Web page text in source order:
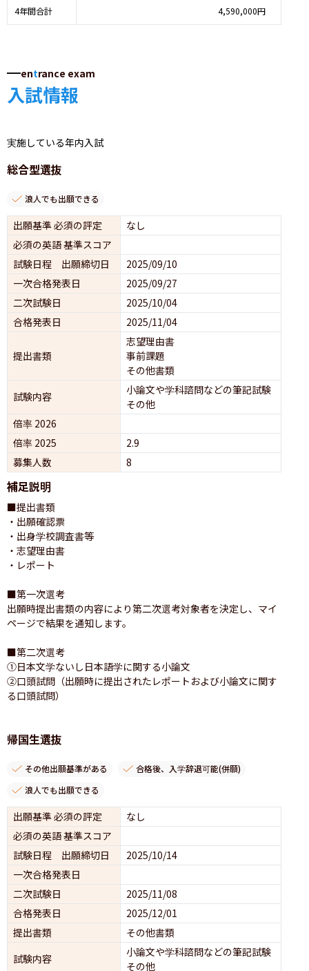
4年間合計 4,590,000円
entrance exam
入試情報
実施している年内入試
総合型選抜
浪人でも出願できる
出願基準 必須の評定
なし
必須の英語 基準スコア
試験日程 出願締切日
2025/09/10
一次合格発表日
2025/09/27
二次試験日
2025/10/04
合格発表日
2025/11/04
提出書類
志望理由書
事前課題
その他書類
試験内容
小論文や学科諮問などの筆記試験
その他
倍率 2026
倍率 2025
2.9
募集人数
8
補足説明
■提出書類
・出願確認票
・出身学校調査書等
・志望理由書
・レポート
■第一次選考
出願時提出書類の内容により第二次選考対象者を決定し、マイ
ページで結果を通知します。
■第二次選考
①日本文学ないし日本語学に関する小論文
②口頭試問（出願時に提出されたレポートおよび小論文に関す
る口頭試問）
帰国生選抜
その他出願基準がある
合格後、入学辞退可能(併願)
浪人でも出願できる
出願基準 必須の評定
なし
必須の英語 基準スコア
試験日程 出願締切日
2025/10/14
一次合格発表日
二次試験日
2025/11/08
合格発表日
2025/12/01
提出書類
その他書類
試験内容
小論文や学科諮問などの筆記試験
その他